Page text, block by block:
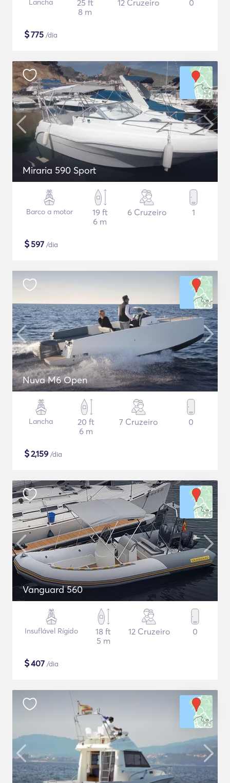
Lancha
25 ft
8 m
12 Cruzeiro 0
$775 /dia
Miraria 590 Sport
Barco a motor
19 ft
6 m
6 Cruzeiro 1
$597 /dia
Nuva M6 Open
Lancha
20 ft
6 m
7 Cruzeiro 0
$2,159 /dia
Vanguard 560
Insuflável Rígido
18 ft
5 m
12 Cruzeiro 0
$407 /dia